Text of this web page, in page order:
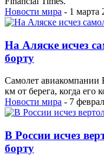
Новости мира - 1 марта
На Аляске исчез
борту
Самолет авиакомпании
км от берега, когда
Новости мира - 7
В России исчез
борту